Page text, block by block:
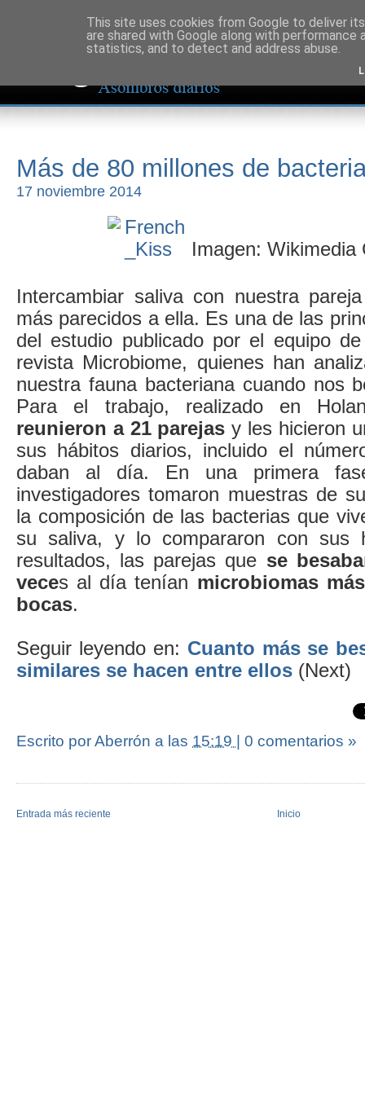
Más de 80 millones de
17 noviembre 2014
Imagen: Wikimedia
Intercambiar saliva con nuestra
más parecidos a ella. Es una de las
del estudio publicado por el equipo
revista Microbiome, quienes han
nuestra fauna bacteriana cuando nos
Para el trabajo, realizado en
reunieron a 21 parejas y les hicieron
sus hábitos diarios, incluido el
daban al día. En una primera
investigadores tomaron muestras de
la composición de las bacterias que
su saliva, y lo compararon con sus
resultados, las parejas que se
veces al día tenían microbiomas
bocas.
Seguir leyendo en: Cuanto más se
similares se hacen entre ellos (Next)
Escrito por Aberrón a las 15:19 | 0 comentarios »
Entrada más reciente Inicio
This site uses cookies from Google to deliver
are shared with Google along with
statistics, and to detect and address abuse.